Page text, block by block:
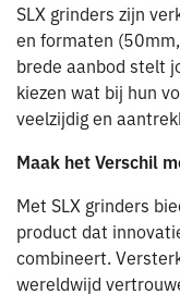
SLX grinders zijn
en formaten
brede aanbod stelt
kiezen wat bij hun
veelzijdig en
Maak het Verschil
Met SLX grinders
product dat
combineert.
wereldwijd